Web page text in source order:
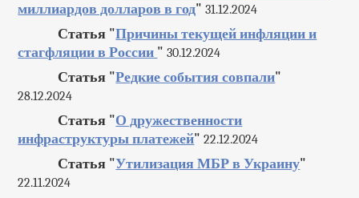
миллиардов долларов в год" 31.12.2024
Статья "Причины текущей инфляции и
стагфляции в России " 30.12.2024
Статья "Редкие события совпали"
28.12.2024
Статья "О дружественности
инфраструктуры платежей" 22.12.2024
Статья "Утилизация МБР в Украину"
22.11.2024